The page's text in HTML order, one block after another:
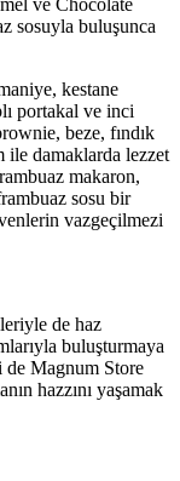
sosuyla buluşunca
kestane
portakal ve inci
beze, fındık
ile damaklarda lezzet
makaron,
sosu bir
vazgeçilmezi
de haz
buluşturmaya
de Magnum Store
hazzını yaşamak